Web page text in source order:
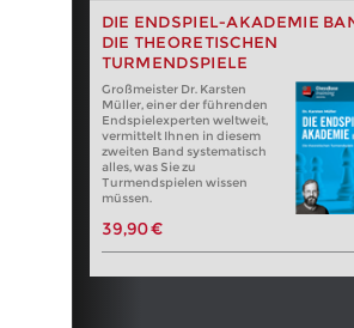
DIE ENDSPIEL-AKADEMIE
DIE THEORETISCHEN
TURMENDSPIELE
Großmeister Dr. Karsten
Müller, einer der führenden
Endspielexperten weltweit,
vermittelt Ihnen in diesem
zweiten Band systematisch
alles, was Sie zu
Turmendspielen wissen
müssen.
39,90 €